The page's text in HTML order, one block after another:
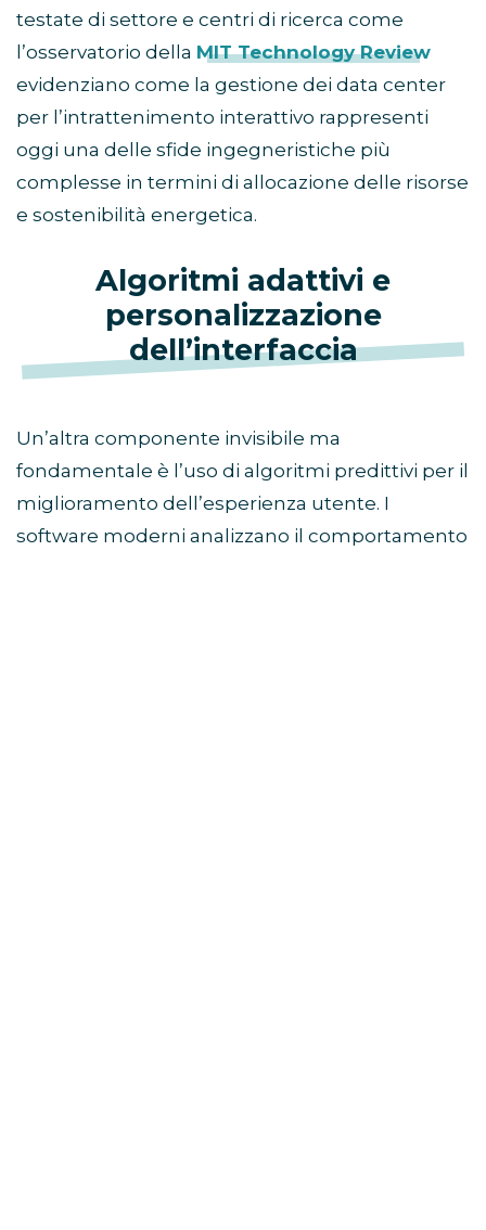
testate di settore e centri di ricerca come
l’osservatorio della MIT Technology Review
evidenziano come la gestione dei data center
per l’intrattenimento interattivo rappresenti
oggi una delle sfide ingegneristiche più
complesse in termini di allocazione delle risorse
e sostenibilità energetica.
Algoritmi adattivi e
personalizzazione
dell’interfaccia
Un’altra componente invisibile ma
fondamentale è l’uso di algoritmi predittivi per il
miglioramento dell’esperienza utente. I
software moderni analizzano il comportamento